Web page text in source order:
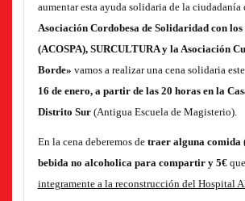
aumentar esta ayuda solidaria de la ciudadanía
Asociación Cordobesa de Solidaridad con los
(ACOSPA), SURCULTURA y la Asociación
Borde» vamos a realizar una cena solidaria
16 de enero, a partir de las 20 horas en la
Distrito Sur(Antigua Escuela de Magisterio).
En la cena deberemos de traer alguna comida
bebida no alcoholica para compartir y 5€
integramente a la reconstrucción del Hospital